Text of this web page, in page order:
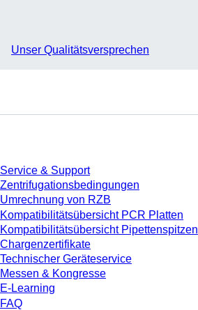
Unser Qualitätsversprechen
Service & Support
Zentrifugationsbedingungen
Umrechnung von RZB
Kompatibilitätsübersicht PCR Platten
Kompatibilitätsübersicht Pipettenspitzen
Chargenzertifikate
Technischer Geräteservice
Messen & Kongresse
E-Learning
FAQ